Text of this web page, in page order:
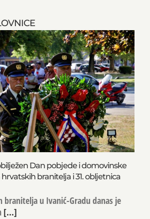
Dan pobjede i domovinske
branitelja i 31. obljetnica
branitelja u Ivanić-Gradu danas je
[...]